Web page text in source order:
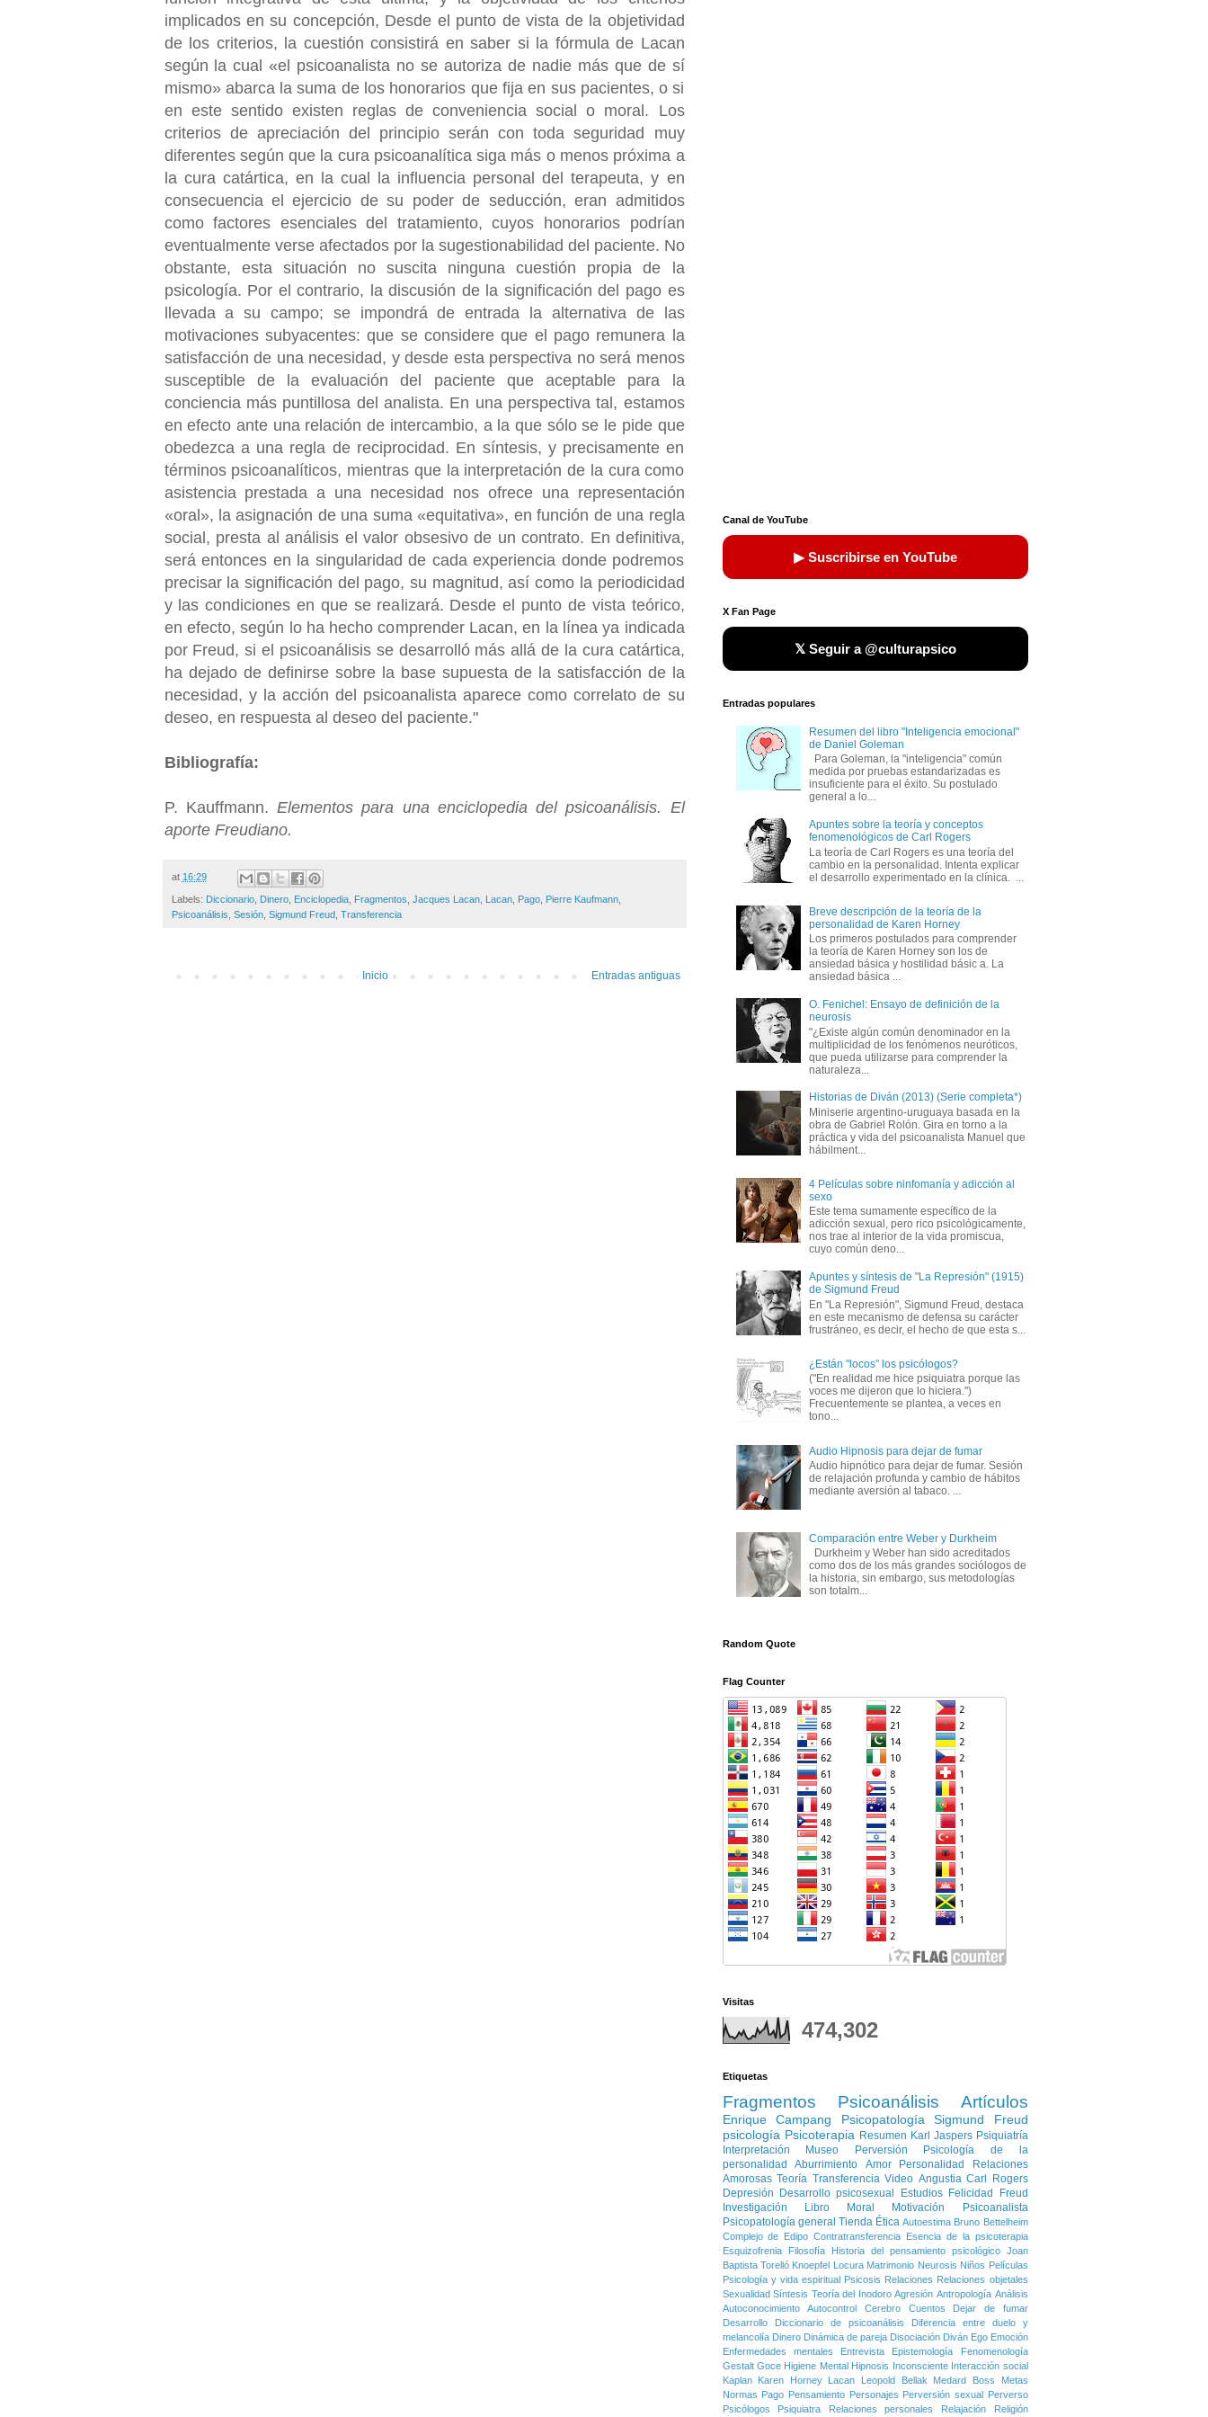
implicados en su concepción, Desde el punto de vista de la objetividad
de los criterios, la cuestión consistirá en saber si la fórmula de Lacan
según la cual «el psicoanalista no se autoriza de nadie más que de sí
mismo» abarca la suma de los honorarios que fija en sus pacientes, o si
en este sentido existen reglas de conveniencia social o moral. Los
criterios de apreciación del principio serán con toda seguridad muy
diferentes según que la cura psicoanalítica siga más o menos próxima a
la cura catártica, en la cual la influencia personal del terapeuta, y en
consecuencia el ejercicio de su poder de seducción, eran admitidos
como factores esenciales del tratamiento, cuyos honorarios podrían
eventualmente verse afectados por la sugestionabilidad del paciente. No
obstante, esta situación no suscita ninguna cuestión propia de la
psicología. Por el contrario, la discusión de la significación del pago es
llevada a su campo; se impondrá de entrada la alternativa de las
motivaciones subyacentes: que se considere que el pago remunera la
satisfacción de una necesidad, y desde esta perspectiva no será menos
susceptible de la evaluación del paciente que aceptable para la
conciencia más puntillosa del analista. En una perspectiva tal, estamos
en efecto ante una relación de intercambio, a la que sólo se le pide que
obedezca a una regla de reciprocidad. En síntesis, y precisamente en
términos psicoanalíticos, mientras que la interpretación de la cura como
asistencia prestada a una necesidad nos ofrece una representación
«oral», la asignación de una suma «equitativa», en función de una regla
social, presta al análisis el valor obsesivo de un contrato. En definitiva,
será entonces en la singularidad de cada experiencia donde podremos
precisar la significación del pago, su magnitud, así como la periodicidad
y las condiciones en que se realizará. Desde el punto de vista teórico,
en efecto, según lo ha hecho comprender Lacan, en la línea ya indicada
por Freud, si el psicoanálisis se desarrolló más allá de la cura catártica,
ha dejado de definirse sobre la base supuesta de la satisfacción de la
necesidad, y la acción del psicoanalista aparece como correlato de su
deseo, en respuesta al deseo del paciente."
Bibliografía:
P. Kauffmann. Elementos para una enciclopedia del psicoanálisis. El
aporte Freudiano.
at 16:29
Labels: Diccionario, Dinero, Enciclopedia, Fragmentos Jacques Lacan, Lacan, Pago, Pierre Kaufmann,
Psicoanálisis Sesión, Sigmund Freud, Transferencia
Entradas antiguas
Inicio
Canal de YouTube
▶ Suscribirse en YouTube
X Fan Page
𝕏 Seguir a @culturapsico
Entradas populares
Resumen del libro "Inteligencia emocional"
de Daniel Goleman
Para Goleman, la "inteligencia" común
medida por pruebas estandarizadas es
insuficiente para el éxito. Su postulado
general a lo...
Apuntes sobre la teoría y conceptos
fenomenológicos de Carl Rogers
La teoría de Carl Rogers es una teoría del
cambio en la personalidad. Intenta explicar
el desarrollo experimentado en la clínica. ...
Breve descripción de la teoría de la
personalidad de Karen Horney
Los primeros postulados para comprender
la teoría de Karen Horney son los de
ansiedad básica y hostilidad básic a. La
ansiedad básica ...
O. Fenichel: Ensayo de definición de la
neurosis
"¿Existe algún común denominador en la
multiplicidad de los fenómenos neuróticos,
que pueda utilizarse para comprender la
naturaleza...
Historias de Diván (2013) (Serie completa*)
Miniserie argentino-uruguaya basada en la
obra de Gabriel Rolón. Gira en torno a la
práctica y vida del psicoanalista Manuel que
hábilment...
4 Películas sobre ninfomanía y adicción al
sexo
Este tema sumamente específico de la
adicción sexual, pero rico psicológicamente,
nos trae al interior de la vida promiscua,
cuyo común deno...
Apuntes y síntesis de "La Represión" (1915)
de Sigmund Freud
En "La Represión", Sigmund Freud, destaca
en este mecanismo de defensa su carácter
frustráneo, es decir, el hecho de que esta s...
¿Están "locos" los psicólogos?
("En realidad me hice psiquiatra porque las
voces me dijeron que lo hiciera.")
Frecuentemente se plantea, a veces en
tono...
Audio Hipnosis para dejar de fumar
Audio hipnótico para dejar de fumar. Sesión
de relajación profunda y cambio de hábitos
mediante aversión al tabaco. ...
Comparación entre Weber y Durkheim
Durkheim y Weber han sido acreditados
como dos de los más grandes sociólogos de
la historia, sin embargo, sus metodologías
son totalm...
Random Quote
Flag Counter
Visitas
474,302
Etiquetas
Fragmentos Psicoanálisis Artículos
Enrique Campang Psicopatología
Sigmund Freud
psicología Psicoterapia Resumen Karl Jaspers Psiquiatría
Interpretación
Museo Perversión
Psicología de la
personalidad
Aburrimiento Amor Personalidad
Relaciones
Amorosas Teoría Transferencia Video Angustia Carl Rogers
Depresión
Desarrollo psicosexual Estudios Felicidad
Freud
Investigación
Libro Moral Motivación
Psicoanalista
Psicopatología general Tienda Ética Autoestima Bruno Bettelheim
Complejo de Edipo Contratransferencia Esencia de la psicoterapia
Esquizofrenia
Filosofía Historia del pensamiento psicológico
Joan
Baptista Torelló Knoepfel Locura Matrimonio Neurosis Niños Películas
Psicología y vida espiritual Psicosis Relaciones Relaciones objetales
Sexualidad Síntesis Teoría del Inodoro Agresión Antropología Análisis
Autoconocimiento
Autocontrol Cerebro Cuentos
Dejar de fumar
Desarrollo
Diccionario de psicoanálisis
Diferencia entre duelo y
melancolía Dinero Dinámica de pareja Disociación Diván Ego Emoción
Enfermedades mentales
Entrevista Epistemología
Fenomenología
Gestalt Goce Higiene Mental Hipnosis Inconsciente Interacción social
Kaplan
Karen Horney Lacan Leopold Bellak Medard Boss
Metas
Normas Pago Pensamiento Personajes Perversión sexual Perverso
Psicólogos
Psiquiatra Relaciones personales Relajación Religión